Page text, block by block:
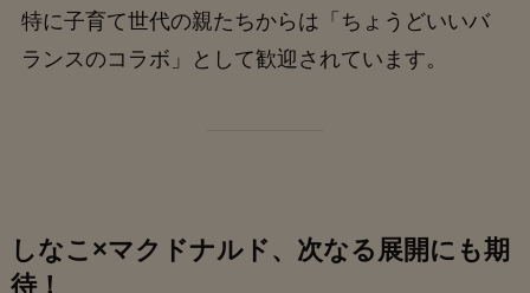
特に子育て世代の親たちからは「ちょうどいいバ
ランスのコラボ」として歓迎されています。
しなこ×マクドナルド、次なる展開にも期
待！